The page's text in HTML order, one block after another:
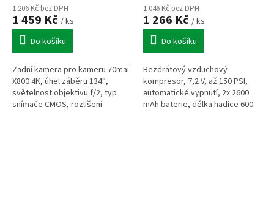
1 206 Kč bez DPH
1 459 Kč / ks
Do košíku
Zadní kamera pro kameru 70mai
X800 4K, úhel záběru 134°,
světelnost objektivu f/2, typ
snímače CMOS, rozlišení
snímače 2 Mpx, HDR, délka
1 046 Kč bez DPH
1 266 Kč / ks
Do košíku
Bezdrátový vzduchový
kompresor, 7,2 V, až 150 PSI,
automatické vypnutí, 2x 2600
mAh baterie, délka hadice 600
mm, vestavěné osvětlení,